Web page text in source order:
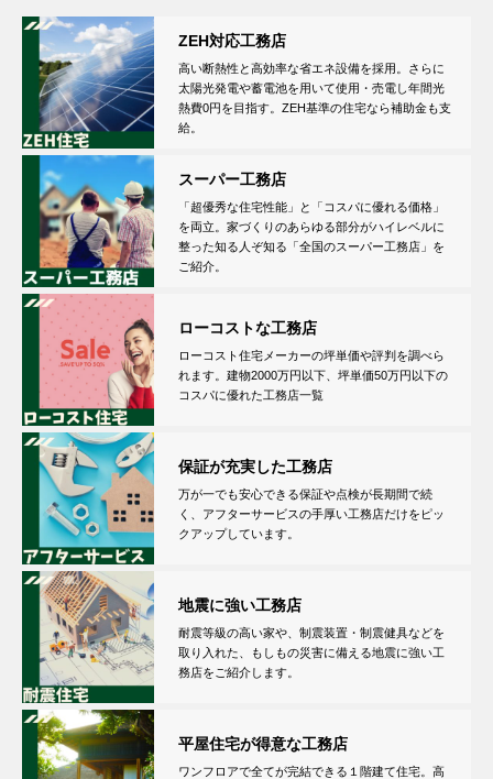
ZEH対応工務店
高い断熱性と高効率な省エネ設備を採用。さらに
太陽光発電や蓄電池を用いて使用・売電し年間光
熱費0円を目指す。ZEH基準の住宅なら補助金も支
給。
スーパー工務店
「超優秀な住宅性能」と「コスパに優れる価格」
を両立。家づくりのあらゆる部分がハイレベルに
整った知る人ぞ知る「全国のスーパー工務店」を
ご紹介。
ローコストな工務店
ローコスト住宅メーカーの坪単価や評判を調べら
れます。建物2000万円以下、坪単価50万円以下の
コスパに優れた工務店一覧
保証が充実した工務店
万が一でも安心できる保証や点検が長期間で続
く、アフターサービスの手厚い工務店だけをピッ
クアップしています。
地震に強い工務店
耐震等級の高い家や、制震装置・制震健具などを
取り入れた、もしもの災害に備える地震に強い工
務店をご紹介します。
平屋住宅が得意な工務店
ワンフロアで全てが完結できる１階建て住宅。高